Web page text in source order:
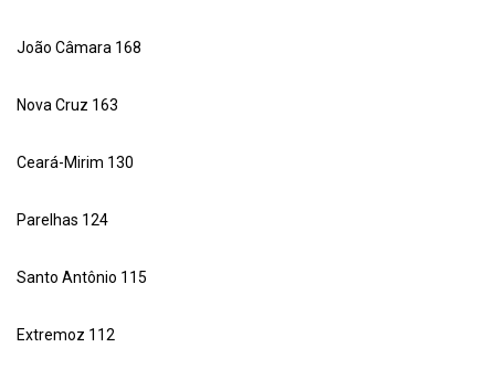
João Câmara 168
Nova Cruz 163
Ceará-Mirim 130
Parelhas 124
Santo Antônio 115
Extremoz 112